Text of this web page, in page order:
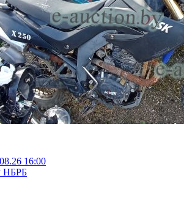
16:00
НБРБ